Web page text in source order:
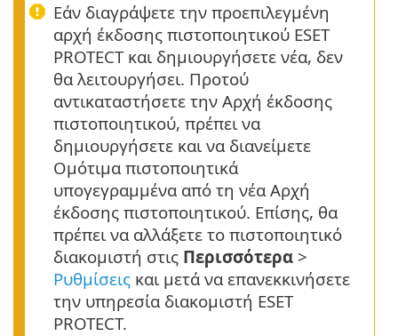
Εάν διαγράψετε την προεπιλεγμένη
αρχή έκδοσης πιστοποιητικού ESET
PROTECT και δημιουργήσετε νέα, δεν
θα λειτουργήσει. Προτού
αντικαταστήσετε την Αρχή έκδοσης
πιστοποιητικού, πρέπει να
δημιουργήσετε και να διανείμετε
Ομότιμα πιστοποιητικά
υπογεγραμμένα από τη νέα Αρχή
έκδοσης πιστοποιητικού. Επίσης, θα
πρέπει να αλλάξετε το πιστοποιητικό
διακομιστή στις Περισσότερα >
Ρυθμίσεις και μετά να επανεκκινήσετε
την υπηρεσία διακομιστή ESET
PROTECT.